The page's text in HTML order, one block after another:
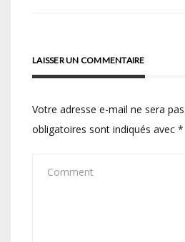
LAISSER UN COMMENTAIRE
Votre adresse e-mail ne sera
obligatoires sont indiqués avec *